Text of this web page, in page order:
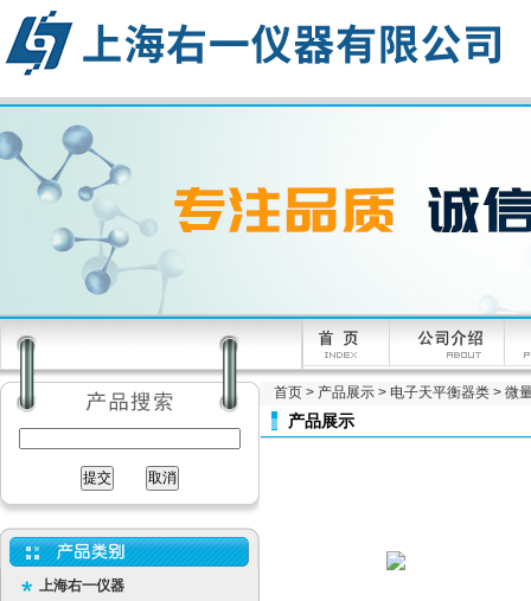
上海右一仪器
首页 > 产品展示 > 电子天平衡器类 > 微
产品展示